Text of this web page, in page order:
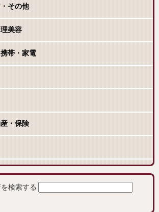
その他
美容
帯・家電
・保険
検索する